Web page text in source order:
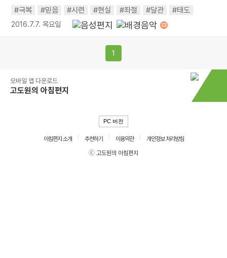
#극복 #믿음 #시련 #현실 #좌절 #달관 #태도
2016.7.7. 목요일
1
모바일 앱 다운로드
고도원의 아침편지
PC 버전
아침편지 소개 추천하기 이용약관
개인정보 처리방침
ⓒ 고도원의 아침편지